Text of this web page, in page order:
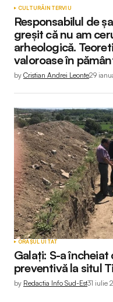
CULTURĂINTERVIU
Responsabilul de
greșit că nu am
arheologică.
valoroase în
by Cristian Andrei Leonte29
ORAȘUL UITAT
Galați: S-a
preventivă la situl
by Redactia Info Sud-Est31 iulie